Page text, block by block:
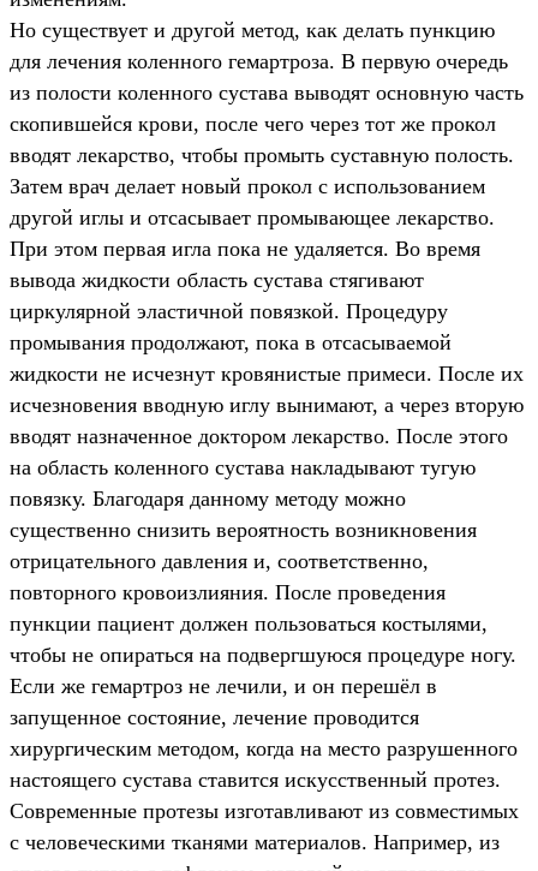
Но существует и другой метод, как делать пункцию
для лечения коленного гемартроза. В первую очередь
из полости коленного сустава выводят основную часть
скопившейся крови, после чего через тот же прокол
вводят лекарство, чтобы промыть суставную полость.
Затем врач делает новый прокол с использованием
другой иглы и отсасывает промывающее лекарство.
При этом первая игла пока не удаляется. Во время
вывода жидкости область сустава стягивают
циркулярной эластичной повязкой. Процедуру
промывания продолжают, пока в отсасываемой
жидкости не исчезнут кровянистые примеси. После их
исчезновения вводную иглу вынимают, а через вторую
вводят назначенное доктором лекарство. После этого
на область коленного сустава накладывают тугую
повязку. Благодаря данному методу можно
существенно снизить вероятность возникновения
отрицательного давления и, соответственно,
повторного кровоизлияния. После проведения
пункции пациент должен пользоваться костылями,
чтобы не опираться на подвергшуюся процедуре ногу.
Если же гемартроз не лечили, и он перешёл в
запущенное состояние, лечение проводится
хирургическим методом, когда на место разрушенного
настоящего сустава ставится искусственный протез.
Современные протезы изготавливают из совместимых
с человеческими тканями материалов. Например, из